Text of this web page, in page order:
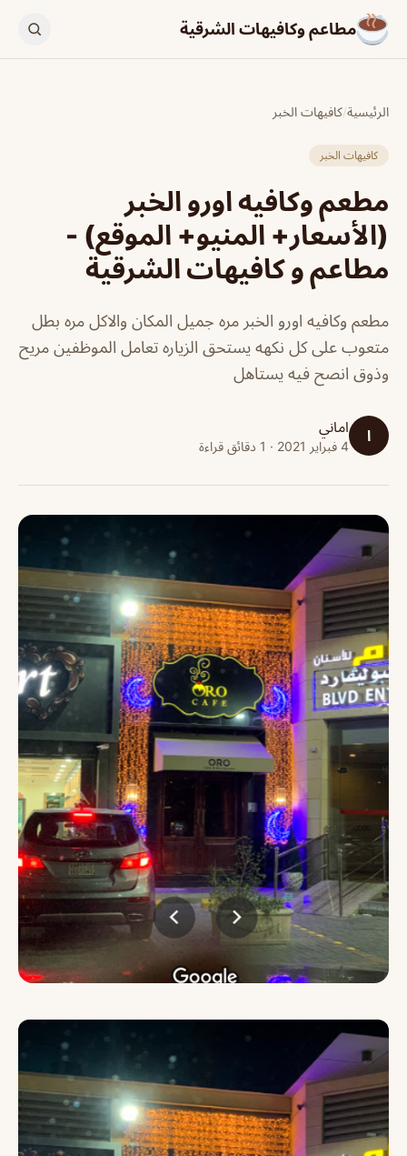
مطاعم وكافيهات الشرقية
الرئيسية/كافيهات الخبر
كافيهات الخبر
مطعم وكافيه اورو الخبر
(الأسعار+ المنيو+ الموقع) -
مطاعم و كافيهات الشرقية
مطعم وكافيه اورو الخبر مره جميل المكان والاكل مره بطل
متعوب على كل نكهه يستحق الزياره تعامل الموظفين مريح
وذوق انصح فيه يستاهل
ا اماني
4 فبراير 2021 · 1 دقائق قراءة